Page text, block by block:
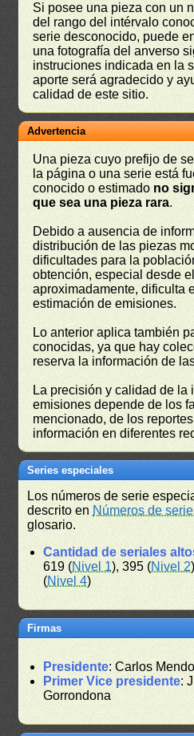
Si posee una pieza con un
del rango del intérvalo
serie desconocido, puede
una fotografía del anverso
instruciones indicada en la
aporte será agradecido y
calidad de este sitio.
Advertencia
Una pieza cuyo prefijo de
la página o una serie está
conocido o estimado no
que sea una pieza rara.
Debido a ausencia de
distribución de las piezas
dificultades para la
obtención, especial desde
aproximadamente, dificulta
estimación de emisiones.
Lo anterior aplica también
conocidas, ya que hay
reserva la información de
La precisión y calidad de la
emisiones depende de los
mencionado, de los
información en diferentes
Series especiales
Los números de serie
descrito en Números de
glosario.
Cantidad de seriales
619 (Nivel 1), 395 (Nivel 2
(Nivel 4)
Firmas
Presidente: Carlos
Primer Vice presidente:
Gorrondona